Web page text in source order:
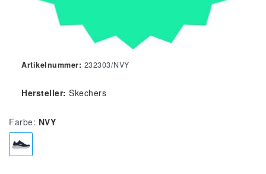
Artikelnummer: 232303/NVY
Hersteller: Skechers
Farbe: NVY